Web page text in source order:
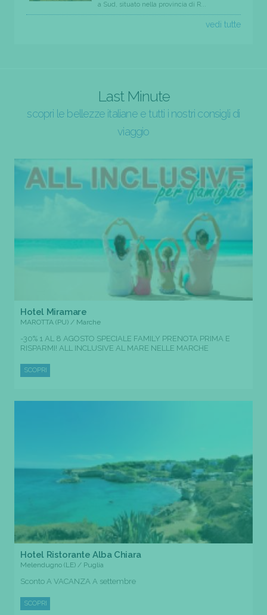
a Sud, situato nella provincia di R...
vedi tutte
Last Minute
scopri le bellezze italiane e tutti i nostri consigli di
viaggio
Hotel Miramare
MAROTTA (PU) / Marche
-30% 1 AL 8 AGOSTO SPECIALE FAMILY PRENOTA PRIMA E
RISPARMI! ALL INCLUSIVE AL MARE NELLE MARCHE
SCOPRI
Hotel Ristorante Alba Chiara
Melendugno (LE) / Puglia
Sconto A VACANZA A settembre
SCOPRI